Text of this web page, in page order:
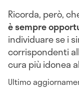
Ricorda, però,
è sempre
individuare se i
corrispondenti
cura più idonea
Ultimo